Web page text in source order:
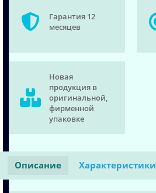
Гарантия 12
месяцев
Новая
продукция в
оригинальной,
фирменной
упаковке
Описание Характеристики